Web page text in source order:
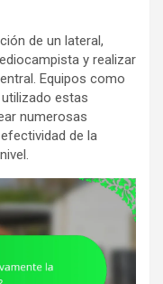
de un lateral,
y realizar
Equipos como
estas
numerosas
de la